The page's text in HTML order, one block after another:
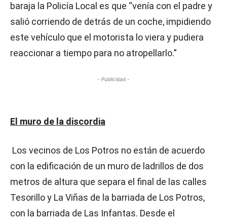
baraja la Policía Local es que “venía con el padre y
salió corriendo de detrás de un coche, impidiendo
este vehículo que el motorista lo viera y pudiera
reaccionar a tiempo para no atropellarlo.”
- Publicidad -
El muro de la discordia
Los vecinos de Los Potros no están de acuerdo
con la edificación de un muro de ladrillos de dos
metros de altura que separa el final de las calles
Tesorillo y La Viñas de la barriada de Los Potros,
con la barriada de Las Infantas. Desde el